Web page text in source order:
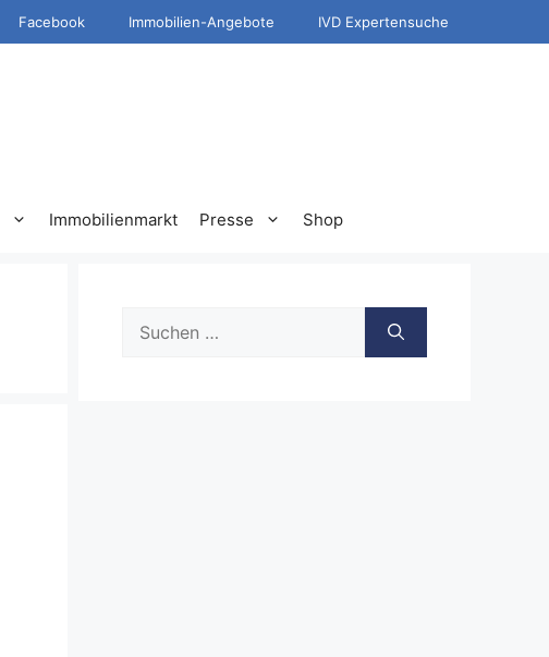
Facebook Immobilien-Angebote IVD Expertensuche
Immobilienmarkt Presse Shop
nach: